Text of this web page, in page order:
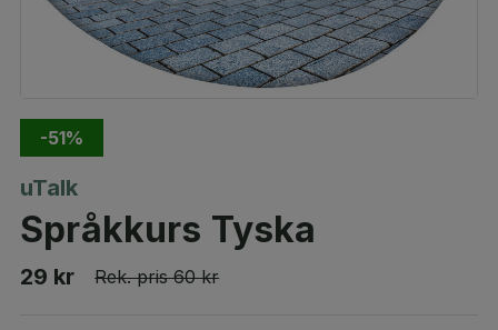
-51%
uTalk
Språkkurs Tyska
29 kr Rek. pris 60 kr